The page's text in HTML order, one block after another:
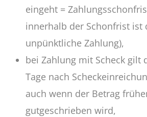
eingeht =
innerhalb der Schonfrist ist
unpünktliche Zahlung),
bei Zahlung mit Scheck gilt
Tage nach
auch wenn der Betrag
gutgeschrieben wird,